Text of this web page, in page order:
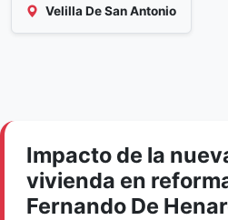
Velilla De San Antonio
Impacto de la
vivienda en
Fernando De